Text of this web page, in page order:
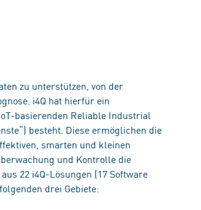
zu unterstützen, von der
i4Q hat hierfür ein
basierenden Reliable Industrial
besteht. Diese ermöglichen die
smarten und kleinen
und Kontrolle die
22 i4Q-Lösungen (17 Software
drei Gebiete: